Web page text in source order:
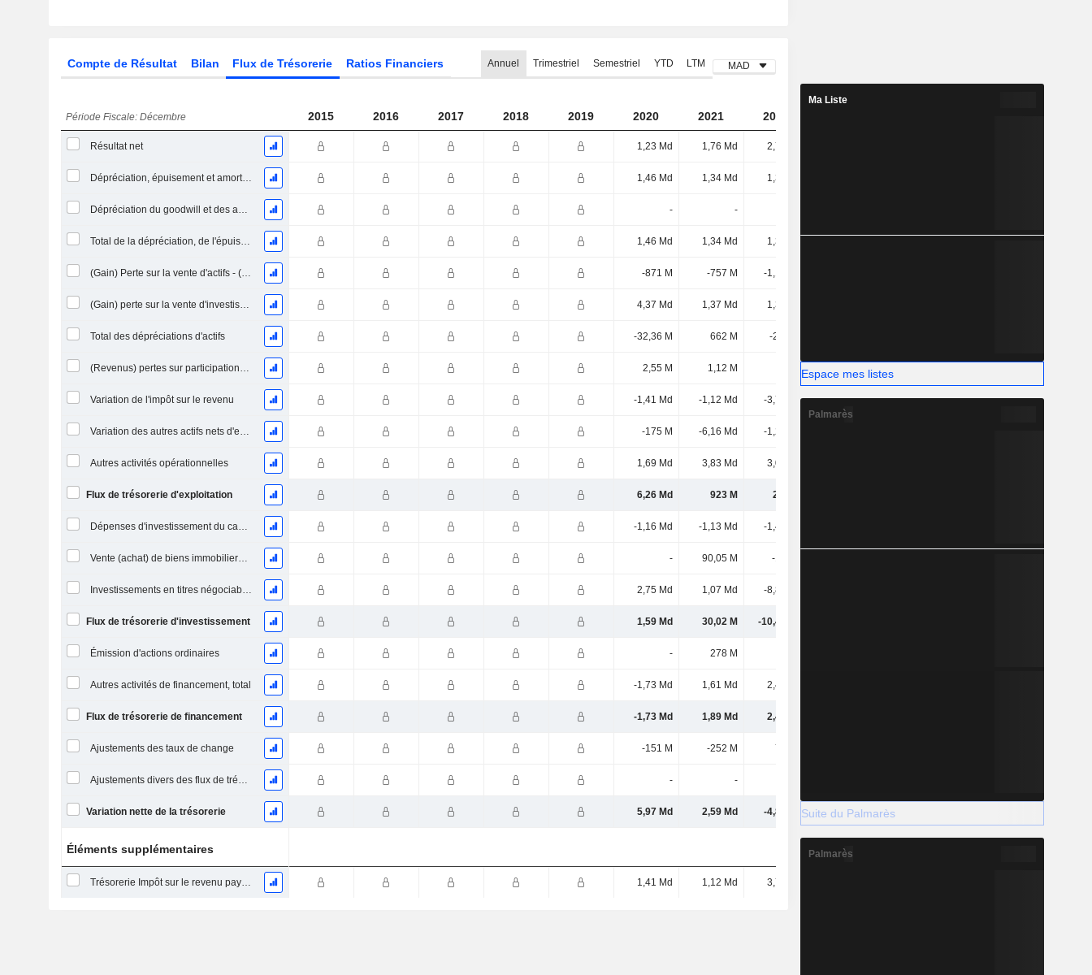
Compte de Résultat Bilan Flux de Trésorerie Ratios Financiers Annuel Trimestriel Semestriel YTD LTM MAD
Période Fiscale: Décembre 2015 2016 2017 2018 2019 2020 2021 2022
Résultat net 1,23 Md 1,76 Md 2,75 Md
Dépréciation, épuisement et amortissement 1,46 Md 1,34 Md 1,34 Md
Dépréciation du goodwill et des actifs intangibles - -
Total de la dépréciation, de l'épuisement et de l'amortissement 1,46 Md 1,34 Md 1,34 Md
(Gain) Perte sur la vente d'actifs - (CF) -871 M -757 M -1,17 Md
(Gain) perte sur la vente d'investissements - (CF) 4,37 Md 1,37 Md 1,39 Md
Total des dépréciations d'actifs -32,36 M 662 M -2,76 M
(Revenus) pertes sur participations - (CF) 2,55 M 1,12 M 470 k
Variation de l'impôt sur le revenu -1,41 Md -1,12 Md -3,71 Md -1,34 Md -1,8 Md
Variation des autres actifs nets d'exploitation (perçus) -175 M -6,16 Md -1,21 Md
Autres activités opérationnelles 1,69 Md 3,83 Md 3,03 Md
Flux de trésorerie d'exploitation 6,26 Md 923 M 2,4 Md
Dépenses d'investissement du capital (CAPEX) -1,16 Md -1,13 Md -1,46 Md
Vente (achat) de biens immobiliers (perçus) - 90,05 M -144 M
Investissements en titres négociables et en actions, total 2,75 Md 1,07 Md -8,82 Md
Flux de trésorerie d'investissement 1,59 Md 30,02 M -10,42 Md
Émission d'actions ordinaires - 278 M
Autres activités de financement, total -1,73 Md 1,61 Md 2,42 Md
Flux de trésorerie de financement -1,73 Md 1,89 Md 2,42 Md
Ajustements des taux de change -151 M -252 M 775 M
Ajustements divers des flux de trésorerie - -
Variation nette de la trésorerie 5,97 Md 2,59 Md -4,82 Md -6,77 Md
Éléments supplémentaires
Trésorerie Impôt sur le revenu payé (remboursement)Impôt effectivement payé (remboursé) sur l’exercice 1,41 Md 1,12 Md 3,71 Md
Ma Liste
Espace mes listes
Palmarès
Suite du Palmarès
Palmarès